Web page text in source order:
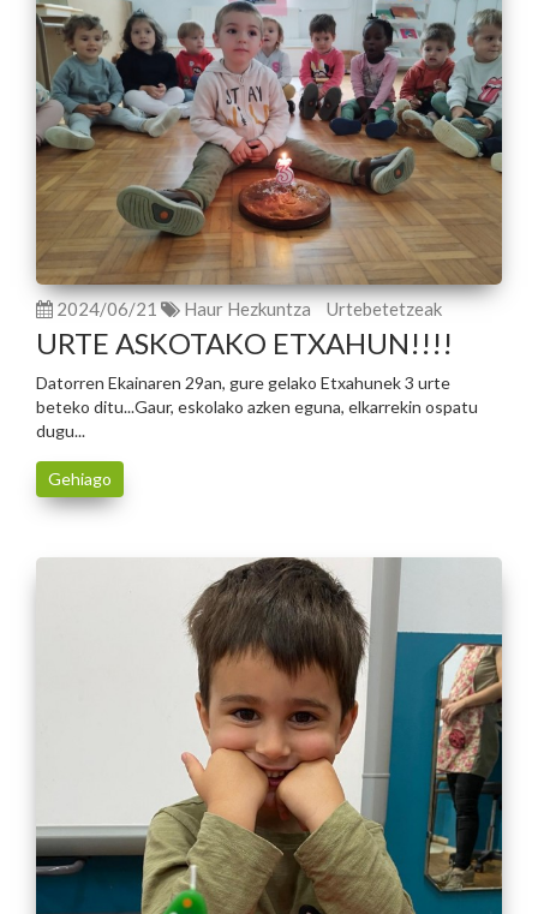
2024/06/21 Haur Hezkuntza Urtebetetzeak
URTE ASKOTAKO ETXAHUN!!!!
Datorren Ekainaren 29an, gure gelako Etxahunek 3 urte
beteko ditu...Gaur, eskolako azken eguna, elkarrekin ospatu
dugu...
Gehiago